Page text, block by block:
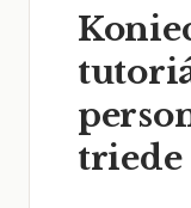
triede